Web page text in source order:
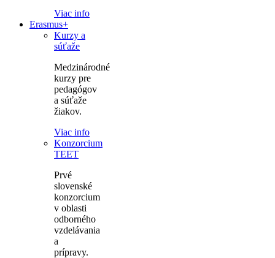
Viac info
Erasmus+
Kurzy a
súťaže
Medzinárodné
kurzy pre
pedagógov
a súťaže
žiakov.
Viac info
Konzorcium
TEET
Prvé
slovenské
konzorcium
v oblasti
odborného
vzdelávania
a
prípravy.